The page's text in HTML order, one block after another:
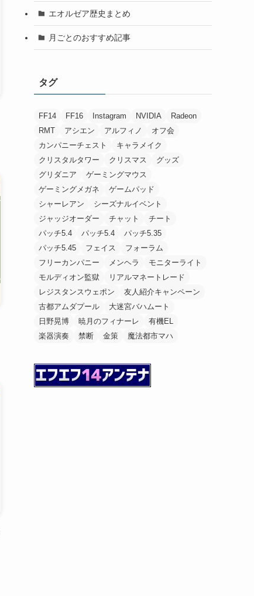
エオルゼア歴史まとめ
月ごとのおすすめ記事
タグ
FF14 FF16 Instagram NVIDIA
Radeon
RMT
アシエン アルフィノ
オフ会
カンパニーチェスト
キャラメイク
クリスタルタワー
クリスマス
グッズ
グリダニア
ゲーミングマウス
ゲーミングメガネ
ゲームパッド
シャーレアン
シーズナルイベント
ジャッジオーダー
チャット
チート
パッチ5.4
パッチ5.4
パッチ5.35
パッチ5.45
フェイス
フォーラム
フリーカンパニー
メンヘラ
モニターライト
モルディオン監獄
リアルマネートレード
レジスタンスウェポン
友人紹介キャンペーン
古都アムダプール
大迷宮バハムート
日野晃博
暁月のフィナーレ
有機EL
楽器演奏
禁断 金策 魔法都市マハ